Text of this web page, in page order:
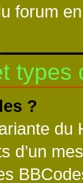
forum
types
?
du
d’un